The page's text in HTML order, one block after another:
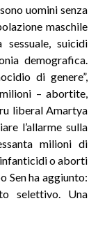
uomini senza
maschile
suicidi
demografica.
di genere”,
– abortite,
liberal Amartya
l’allarme sulla
milioni di
o aborti
Sen ha aggiunto:
selettivo. Una